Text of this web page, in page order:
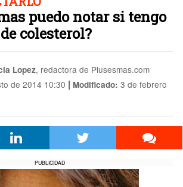
puedo notar si tengo
colesterol?
Lopez, redactora de Plusesmas.com
de 2014 10:30 | Modificado: 3 de febrero
PUBLICIDAD